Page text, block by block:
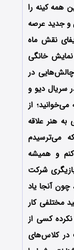
همه کینه را
و جدید عرصه
نقش ماه
خانگی
و با چالش‌هایی در
سریال دیو و
از
هنر علاقه
می‌ترسیدم
و همیشه
شرکت
چون آنجا یاد
مختلفی کار
کسی از
در کلاس‌های